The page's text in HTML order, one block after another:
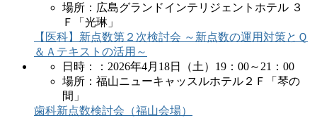
場所：広島グランドインテリジェントホテル ３
Ｆ「光琳」
【医科】新点数第２次検討会 ～新点数の運用対策とＱ
＆Ａテキストの活用～
日時：：2026年4月18日（土）19：00～21：00
場所：福山ニューキャッスルホテル２Ｆ「琴の
間」
歯科新点数検討会（福山会場）